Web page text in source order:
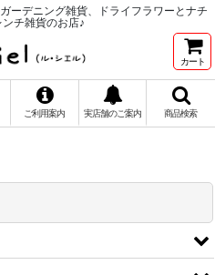
ーデニング雑貨、ドライフラワーとナチ
チ雑貨のお店♪
カート
ご利用案内 実店舗のご案内 商品検索